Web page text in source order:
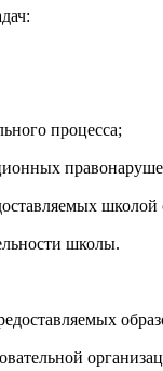
процесса;
школой
школы.